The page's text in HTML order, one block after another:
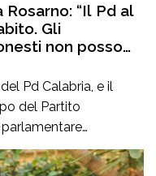
“Il Pd al
Gli
non posso
Pd Calabria, e il
del Partito
Rodi Morabito,
la cui azienda è